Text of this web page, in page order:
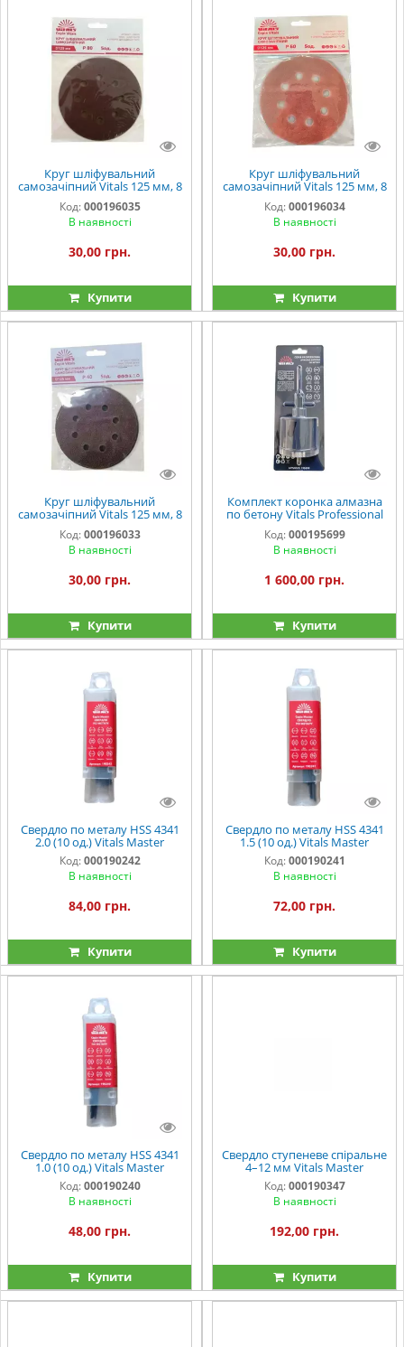
Круг шліфувальний
самозачіпний Vitals 125 мм, 8
отв., з. – 80, 5 од.
Код: 000196035
В наявності
30,00 грн.
Купити
Круг шліфувальний
самозачіпний Vitals 125 мм, 8
отв., з. – 60, 5 од.
Код: 000196034
В наявності
30,00 грн.
Купити
Круг шліфувальний
самозачіпний Vitals 125 мм, 8
отв., з. – 40, 5 од.
Код: 000196033
В наявності
30,00 грн.
Купити
Комплект коронка алмазна
по бетону Vitals Professional
82×110 мм М16 SDS-plus
Код: 000195699
В наявності
1 600,00 грн.
Купити
Свердло по металу HSS 4341
2.0 (10 од.) Vitals Master
Код: 000190242
В наявності
84,00 грн.
Купити
Свердло по металу HSS 4341
1.5 (10 од.) Vitals Master
Код: 000190241
В наявності
72,00 грн.
Купити
Свердло по металу HSS 4341
1.0 (10 од.) Vitals Master
Код: 000190240
В наявності
48,00 грн.
Купити
Свердло ступеневе спіральне
4–12 мм Vitals Master
Код: 000190347
В наявності
192,00 грн.
Купити